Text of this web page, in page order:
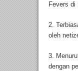
Fevers di
2.
oleh
3.
dengan